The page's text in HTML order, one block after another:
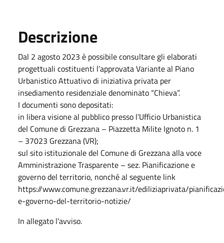
Descrizione
Dal 2 agosto 2023 è possibile consultare gli elaborati
progettuali costituenti l’approvata Variante al Piano
Urbanistico Attuativo di iniziativa privata per
insediamento residenziale denominato “Chieva”.
I documenti sono depositati:
in libera visione al pubblico presso l’Ufficio Urbanistica
del Comune di Grezzana – Piazzetta Milite Ignoto n. 1
– 37023 Grezzana (VR);
sul sito istituzionale del Comune di Grezzana alla voce
Amministrazione Trasparente – sez. Pianificazione e
governo del territorio, nonché al seguente link
https://www.comune.grezzana.vr.it/ediliziaprivata/
e-governo-del-territorio-notizie/
In allegato l'avviso.